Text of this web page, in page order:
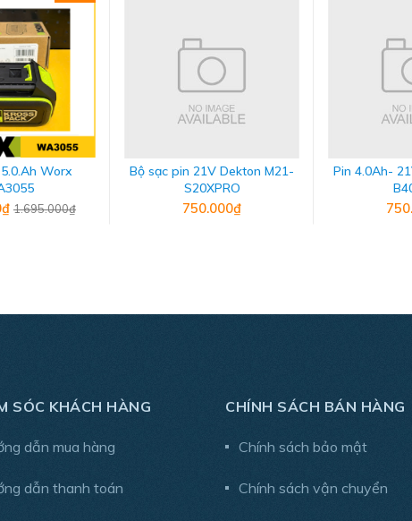
Ah 60 phút; 4.0 Ah 80 phút.
Worx
1.695.000₫
Bộ sạc pin 21V Dekton M21-
S20XPRO
750.000₫
Pin 4.0Ah-
SÓC KHÁCH HÀNG
dẫn mua hàng
dẫn thanh toán
CHÍNH SÁCH BÁN HÀNG
Chính sách bảo mật
Chính sách vận chuyển